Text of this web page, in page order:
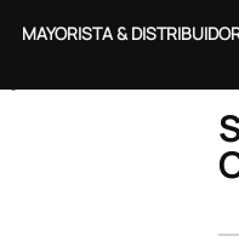
MAYORISTA &